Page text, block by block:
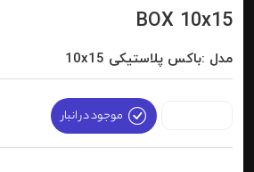
BOX 10x15
مدل :باکس پلاستیکی 10x15
موجود در انبار